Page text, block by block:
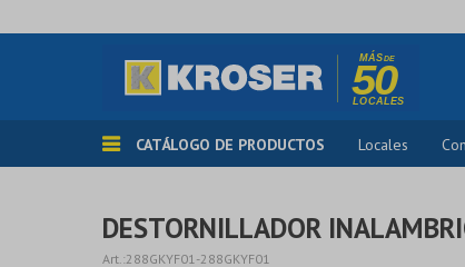
CATÁLOGO DE PRODUCTOS Locales
DESTORNILLADOR
288GKYF01-288GKYF01